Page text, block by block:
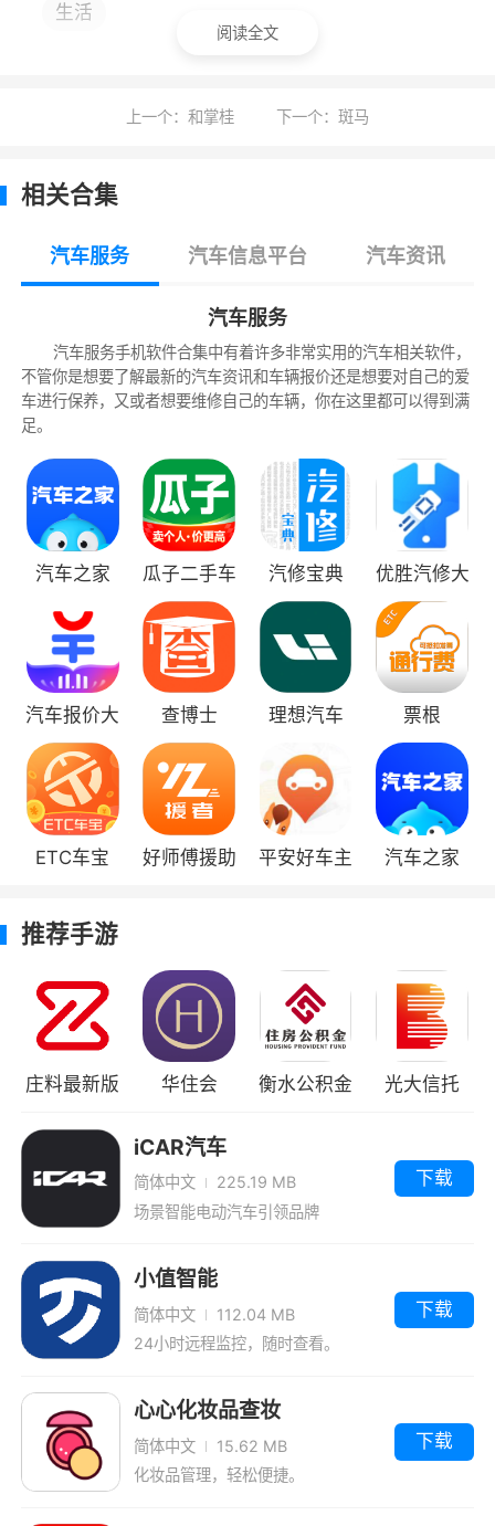
2、点击车辆封面进入浏览详细信息
3、可以填写订单，线上预约车辆
4、在社区中可以发帖求助，线上提问答疑
生活
阅读全文
上一个：和掌桂 下一个：斑马
相关合集
汽车服务 汽车信息平台 汽车资讯
汽车服务
汽车服务手机软件合集中有着许多非常实用的汽车相关软件，
不管你是想要了解最新的汽车资讯和车辆报价还是想要对自己的爱
车进行保养，又或者想要维修自己的车辆，你在这里都可以得到满
足。
汽车之家 瓜子二手车 汽修宝典
优胜汽修大
汽车报价大
全2021最新
版
查博士 理想汽车 票根
ETC车宝 好师傅援助
平安好车主
汽车之家
推荐手游
庄料最新版 华住会
衡水公积金
光大信托
iCAR汽车
简体中文
225.19 MB
场景智能电动汽车引领品牌
下载
小值智能
简体中文
112.04 MB
24小时远程监控，随时查看。
下载
心心化妆品查妆
简体中文
15.62 MB
化妆品管理，轻松便捷。
下载